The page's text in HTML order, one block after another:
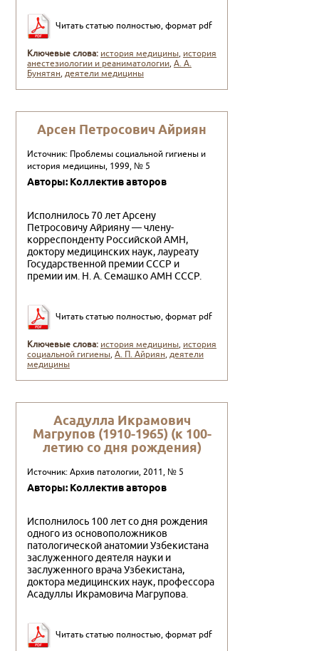
Читать статью полностью, формат pdf
Ключевые слова: история медицины, история
анестезиологии и реаниматологии,А. А.
Бунятян,деятели медицины
Арсен Петросович Айриян
Источник: Проблемы социальной гигиены и
история медицины, 1999, № 5
Авторы: Коллектив авторов
Исполнилось 70 лет Арсену
Петросовичу Айрияну — члену-
корреспонденту Российской АМН,
доктору меди­цинских наук, лауреату
Государственной премии СССР и
премии им. Н. А. Семашко АМН СССР.
Читать статью полностью, формат pdf
Ключевые слова: история медицины, история
социальной гигиены,А. П. Айриян,деятели
медицины
Асадулла Икрамович
Магрупов (1910-1965) (к 100-
летию со дня рождения)
Источник: Архив патологии, 2011, № 5
Авторы: Коллектив авторов
Исполнилось 100 лет со дня рождения
одного из основоположников
патологической анатомии Уз­бекистана
заслуженного деятеля науки и
заслужен­ного врача Узбекистана,
доктора медицинских на­ук, профессора
Асадуллы Икрамовича Магрупова.
Читать статью полностью, формат pdf